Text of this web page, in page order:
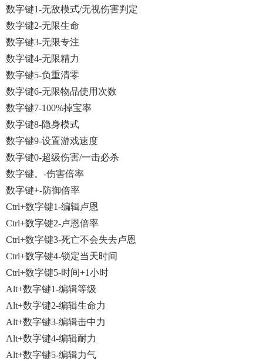
数字键1-无敌模式/无视伤害判定
数字键2-无限生命
数字键3-无限专注
数字键4-无限精力
数字键5-负重清零
数字键6-无限物品使用次数
数字键7-100%掉宝率
数字键8-隐身模式
数字键9-设置游戏速度
数字键0-超级伤害/一击必杀
数字键。-伤害倍率
数字键+-防御倍率
Ctrl+数字键1-编辑卢恩
Ctrl+数字键2-卢恩倍率
Ctrl+数字键3-死亡不会失去卢恩
Ctrl+数字键4-锁定当天时间
Ctrl+数字键5-时间+1小时
Alt+数字键1-编辑等级
Alt+数字键2-编辑生命力
Alt+数字键3-编辑击中力
Alt+数字键4-编辑耐力
Alt+数字键5-编辑力气